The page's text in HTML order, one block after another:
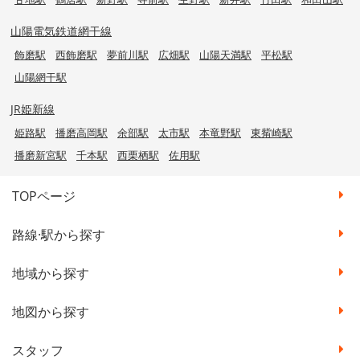
山陽電気鉄道網干線
飾磨駅 西飾磨駅 夢前川駅 広畑駅 山陽天満駅
平松駅
山陽網干駅
JR姫新線
姫路駅 播磨高岡駅 余部駅 太市駅 本竜野駅
東觜崎駅
播磨新宮駅
千本駅 西栗栖駅 佐用駅
TOPページ
路線·駅から探す
地域から探す
地図から探す
スタッフ